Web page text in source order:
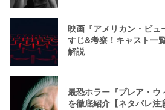
映画『アメリカン・ビュ
すじ&考察！キャスト一
解説
最恐ホラー『ブレア・ウ
を徹底紹介【ネタバレ注